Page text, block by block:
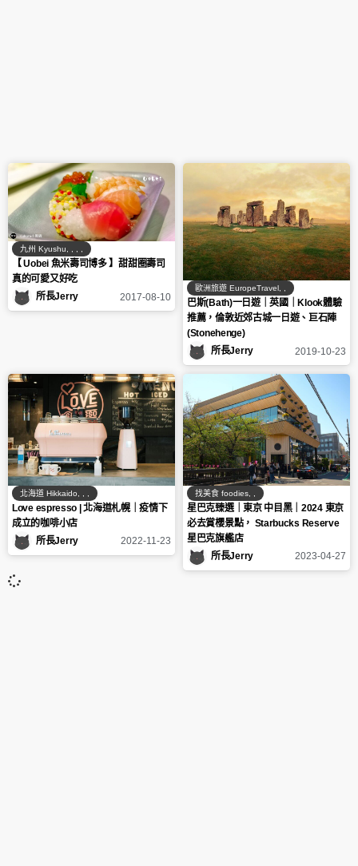
九州 Kyushu, , , ,
【 Uobei 魚米壽司博多 】甜甜圈壽司
真的可愛又好吃
所長Jerry
2017-08-10
歐洲旅遊 EuropeTravel, ,
巴斯(Bath)一日遊｜英國｜Klook體驗
推薦，倫敦近郊古城一日遊、巨石陣
(Stonehenge)
所長Jerry
2019-10-23
北海道 Hikkaido
Love espresso | 北海道札幌｜疫情下
成立的咖啡小店
所長Jerry
2022-11-23
找美食 foodies
星巴克臻選｜東京 中目黑｜2024 東京
必去賞櫻景點， Starbucks Reserve
星巴克旗艦店
所長Jerry
2023-04-27